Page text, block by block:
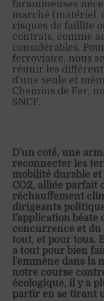
faramineuses
marché (matériel,
risques de faillite
contrats, comme
considérables.
ferroviaire, nous
réunir les
d’une seule et
Chemins de Fer,
SNCF.
D’un côté, une
reconnecter les
mobilité durable
CO2, alliée parfait
réchauffement
dirigeants
l’application béate
concurrence et
tout, et pour tous.
a tout pour bien
l’emmène dans la
notre course
écologique, il y a
partir en se tirant